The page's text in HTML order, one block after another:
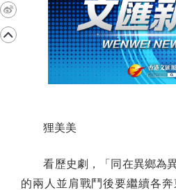
狸美美
看歷史劇，「同在異鄉為異
的兩人並肩戰鬥後要繼續各